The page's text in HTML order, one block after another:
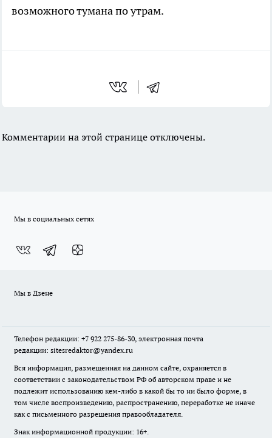
возможного тумана по утрам.
Комментарии на этой странице отключены.
Мы в социальных сетях
Мы в Дзене
Телефон редакции: +7 922 275-86-30, электронная почта
редакции: sitesredaktor@yandex.ru
Вся информация, размещенная на данном сайте, охраняется в
соответствии с законодательством РФ об авторском праве и не
подлежит использованию кем-либо в какой бы то ни было форме, в
том числе воспроизведению, распространению, переработке не иначе
как с письменного разрешения правообладателя.
Знак информационной продукции: 16+.